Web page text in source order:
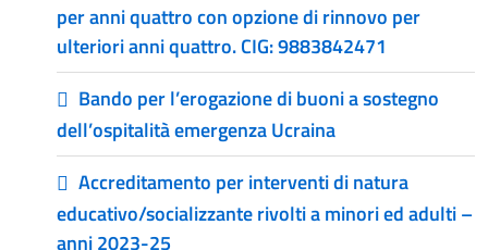
per anni quattro con opzione di rinnovo per
ulteriori anni quattro. CIG: 9883842471
Bando per l’erogazione di buoni a sostegno
dell’ospitalità emergenza Ucraina
Accreditamento per interventi di natura
educativo/socializzante rivolti a minori ed adulti –
anni 2023-25